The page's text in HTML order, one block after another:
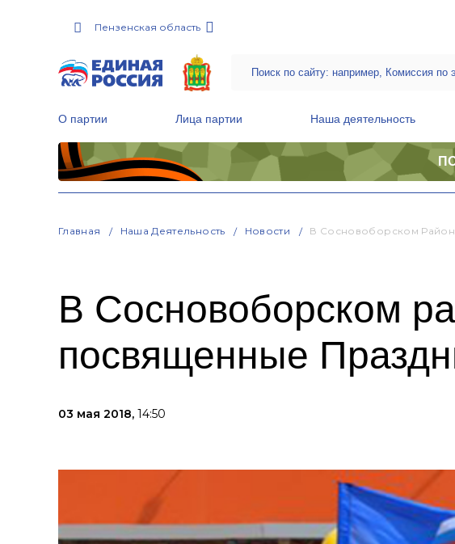
Пензенская область
О партии Лица партии Наша деятельность
Главная Наша Деятельность Новости В Сосновоборском
В Сосновоборском
посвященные
03 мая 2018, 14:50